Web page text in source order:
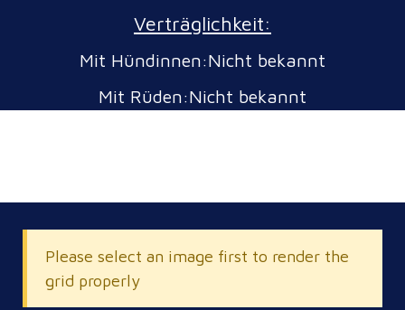
Verträglichkeit:
Mit Hündinnen:Nicht bekannt
Mit Rüden:Nicht bekannt
Please select an image first to render the
grid properly